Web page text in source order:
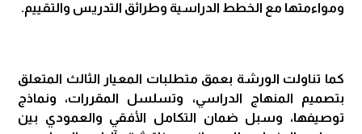
ومواءمتها مع الخطط الدراسية وطرائق التدريس والتقييم.
كما تناولت الورشة بعمق متطلبات المعيار الثالث المتعلق
بتصميم المنهاج الدراسي، وتسلسل المقررات، ونماذج
توصيفها، وسبل ضمان التكامل الأفقي والعمودي بين